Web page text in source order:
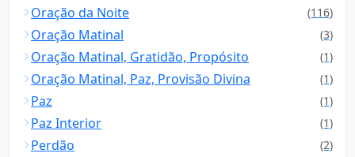
Oração da Noite (116)
Oração Matinal (3)
Oração Matinal, Gratidão, Propósito (1)
Oração Matinal, Paz, Provisão Divina (1)
Paz (1)
Paz Interior (1)
Perdão (2)